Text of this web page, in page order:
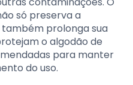
só preserva a
também prolonga sua
o algodão de
para manter
do uso.